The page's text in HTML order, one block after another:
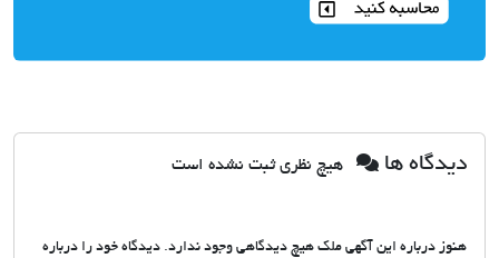
دیدگاه ها هیچ نظری ثبت نشده است
هنوز درباره این آگهی ملک هیچ دیدگاهی وجود ندارد. دیدگاه خود را درباره